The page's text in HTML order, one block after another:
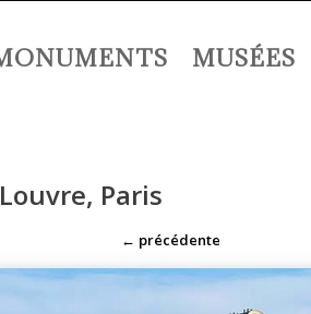
MUSÉES
Paris
← précédente